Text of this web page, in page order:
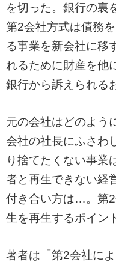
を切った。銀行の裏
第2会社方式は債務
る事業を新会社に移
れるために財産を他
銀行から訴えられる
元の会社はどのよう
会社の社長にふさわ
り捨てたくない事業
者と再生できない経
付き合い方は…。第2
生を再生するポイン
著者は「第2会社に